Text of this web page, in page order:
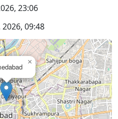
23:06
09:48
×